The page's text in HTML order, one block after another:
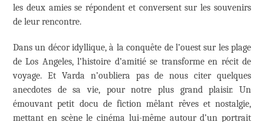
les deux amies se répondent et conversent sur les souvenirs
de leur rencontre.
Dans un décor idyllique, à la conquête de l’ouest sur les plage
de Los Angeles, l’histoire d’amitié se transforme en récit de
voyage. Et Varda n’oubliera pas de nous citer quelques
anecdotes de sa vie, pour notre plus grand plaisir. Un
émouvant petit docu de fiction mêlant rêves et nostalgie,
mettant en scène le cinéma lui-même autour d’un portrait